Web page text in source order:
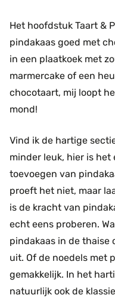
Het hoofdstuk Taart &
pindakaas goed met
in een plaatkoek met
marmercake of een
chocotaart, mij loopt
mond!
Vind ik de hartige
minder leuk, hier is het
toevoegen van
proeft het niet, maar
is de kracht van
echt eens proberen.
pindakaas in de thaise
uit. Of de noedels met
gemakkelijk. In het
natuurlijk ook de